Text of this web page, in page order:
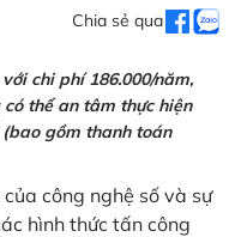
Chia sẻ qua
chi phí 186.000/năm,
thể an tâm thực hiện
gồm thanh toán
công nghệ số và sự
hình thức tấn công